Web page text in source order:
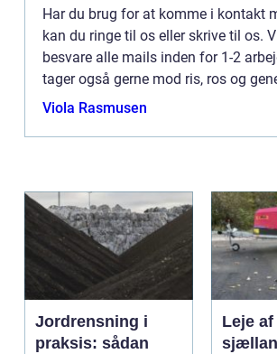
Har du brug for at komme i kontakt
kan du ringe til os eller skrive til os.
besvare alle mails inden for 1-2
tager også gerne mod ris, ros og
kommentarer til vores side.
Viola Rasmusen
Jordrensning i
praksis: sådan
Leje